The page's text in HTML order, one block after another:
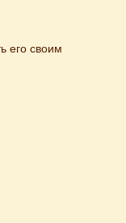
его своим